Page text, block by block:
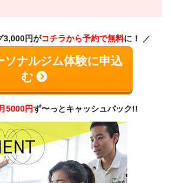
3,000円がコチラから予約で無料に！
ソナルジム体験に申込
む
5000円ず〜っとキャッシュバック!!